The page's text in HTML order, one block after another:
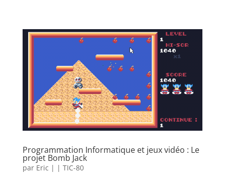
Programmation Informatique et jeux vidéo : Le
projet Bomb Jack
par Eric | | TIC-80